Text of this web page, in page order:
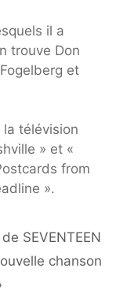
il a
trouve Don
et
télévision
» et «
from
».
SEVENTEEN
chanson